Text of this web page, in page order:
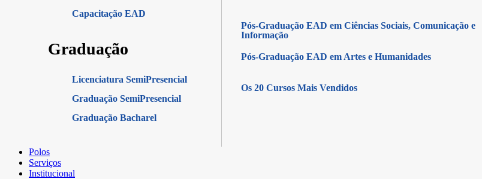
Capacitação EAD
Graduação
Licenciatura SemiPresencial
Graduação SemiPresencial
Graduação Bacharel
Pós-Graduação EAD em Ciências Sociais, Comunicação e
Informação
Pós-Graduação EAD em Artes e Humanidades
Os 20 Cursos Mais Vendidos
Polos
Serviços
Institucional